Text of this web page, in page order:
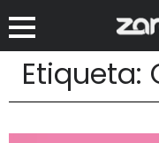
Etiqueta: